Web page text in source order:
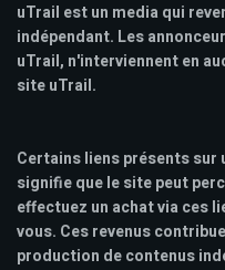
uTrail est un media qui
indépendant. Les
uTrail, n'interviennent en
site uTrail.
Certains liens présents sur
signifie que le site peut
effectuez un achat via ces
vous. Ces revenus
production de contenus